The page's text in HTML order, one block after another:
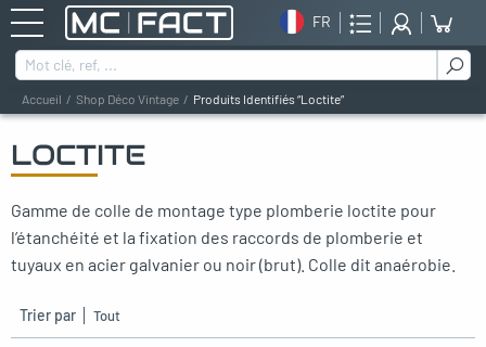
FR
Rechercher :
Accueil Shop Déco Vintage Produits Identifiés “loctite”
LOCTITE
Gamme de colle de montage type plomberie loctite pour
l’étanchéité et la fixation des raccords de plomberie et
tuyaux en acier galvanier ou noir (brut). Colle dit anaérobie.
Trier par
menu
menu
menu
menu